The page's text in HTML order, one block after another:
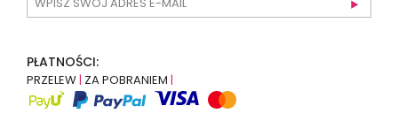
PŁATNOŚCI:
PRZELEW| ZA POBRANIEM |